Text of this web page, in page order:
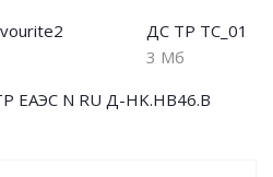
ДС ТР ТС_01
3 Мб
ЕАЭС N RU Д-HK.НВ46.В